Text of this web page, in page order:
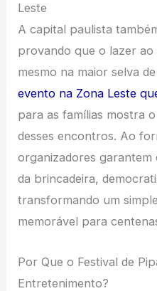
Leste
A capital paulista
provando que o lazer
mesmo na maior selva
evento na Zona Leste
para as famílias mostra
desses encontros. Ao
organizadores
da brincadeira,
transformando um
memorável para
Por Que o Festival de
Entretenimento?